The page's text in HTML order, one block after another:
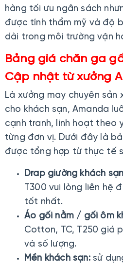
hàng tối ưu ngân sách
được tính thẩm mỹ và độ
dài trong môi trường vận
Bảng giá chăn ga
Cập nhật từ xưởng
Là xưởng may chuyên sản
cho khách sạn, Amanda
cạnh tranh, linh hoạt theo
từng đơn vị. Dưới đây là
được tổng hợp từ thực tế
Drap giường khách
T300 vui lòng liên hệ
tốt nhất.
Áo gối nằm / gối ôm
Cotton, TC, T250 giá
và số lượng.
Mền khách sạn: sử